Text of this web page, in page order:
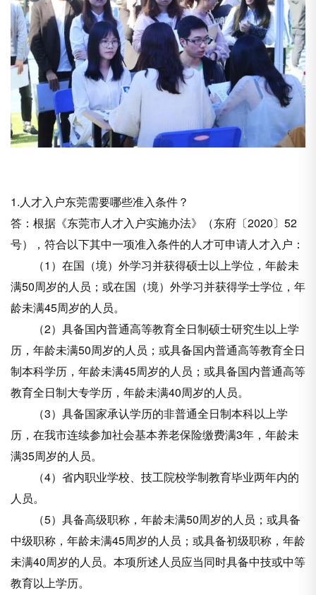
1.人才入户东莞需要哪些准入条件？
答：根据《东莞市人才入户实施办法》（东府〔2020〕52
号），符合以下其中一项准入条件的人才可申请人才入户：
（1）在国（境）外学习并获得硕士以上学位，年龄未
满50周岁的人员；或在国（境）外学习并获得学士学位，年
龄未满45周岁的人员。
（2）具备国内普通高等教育全日制硕士研究生以上学
历，年龄未满50周岁的人员；或具备国内普通高等教育全日
制本科学历，年龄未满45周岁的人员；或具备国内普通高等
教育全日制大专学历，年龄未满40周岁的人员。
（3）具备国家承认学历的非普通全日制本科以上学
历，在我市连续参加社会基本养老保险缴费满3年，年龄未
满35周岁的人员。
（4）省内职业学校、技工院校学制教育毕业两年内的
人员。
（5）具备高级职称，年龄未满50周岁的人员；或具备
中级职称，年龄未满45周岁的人员；或具备初级职称，年龄
未满40周岁的人员。本项所述人员应当同时具备中技或中等
教育以上学历。